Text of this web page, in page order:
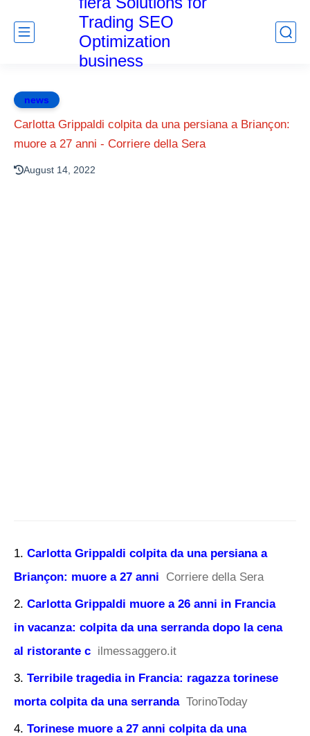
Trading SEO
Optimization
business
news
Carlotta Grippaldi colpita da una persiana a Briançon:
muore a 27 anni - Corriere della Sera
August 14, 2022
Carlotta Grippaldi colpita da una persiana a
Briançon: muore a 27 anni
Corriere della Sera
Carlotta Grippaldi muore a 26 anni in Francia
in vacanza: colpita da una serranda dopo la cena
al ristorante c ilmessaggero.it
Terribile tragedia in Francia: ragazza torinese
morta colpita da una serranda TorinoToday
Torinese muore a 27 anni colpita da una